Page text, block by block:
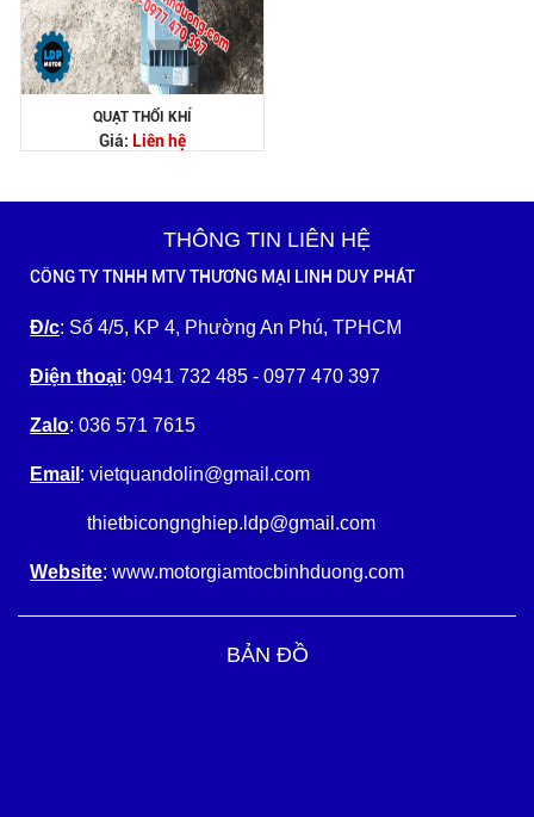
QUẠT THỔI KHÍ
Giá: Liên hệ
THÔNG TIN LIÊN HỆ
CÔNG TY TNHH MTV THƯƠNG MẠI LINH DUY PHÁT
Đ/c: Số 4/5, KP 4, Phường An Phú, TPHCM
Điện thoại: 0941 732 485 - 0977 470 397
Zalo: 036 571 7615
Email : vietquandolin@gmail.com
thietbicongnghiep.ldp@gmail.com
Website: www.motorgiamtocbinhduong.com
BẢN ĐỒ